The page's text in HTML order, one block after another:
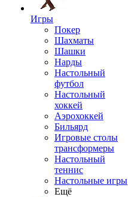
Игры
Покер
Шахматы
Шашки
Нарды
Настольный
футбол
Настольный
хоккей
Аэрохоккей
Бильярд
Игровые столы
трансформеры
Настольный
теннис
Настольные игры
Ещё